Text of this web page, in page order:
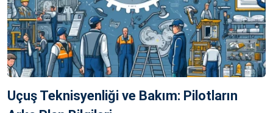
Uçuş Teknisyenliği ve Bakım: Pilotların